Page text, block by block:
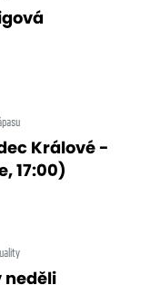
Králové -
17:00)
neděli